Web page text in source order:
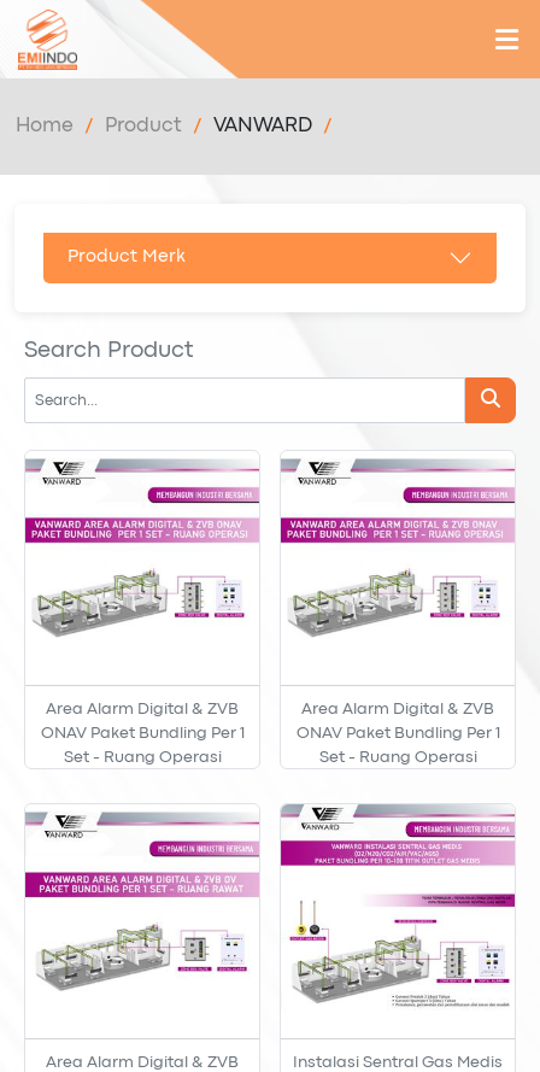
Home Product VANWARD
Product Merk
Search Product
Area Alarm Digital & ZVB
ONAV Paket Bundling Per 1
Set - Ruang Operasi
Area Alarm Digital & ZVB
ONAV Paket Bundling Per 1
Set - Ruang Operasi
Area Alarm Digital & ZVB
Instalasi Sentral Gas Medis